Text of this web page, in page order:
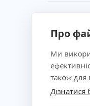
Про
Ми
також для
Дізнатися
Indications
Method